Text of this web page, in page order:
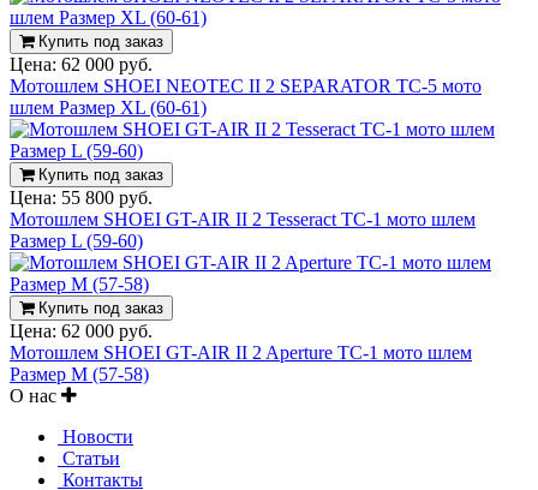
Купить под заказ
Цена: 62 000 руб.
Мотошлем SHOEI NEOTEC II 2 SEPARATOR TC-5 мото
шлем Размер XL (60-61)
Купить под заказ
Цена: 55 800 руб.
Мотошлем SHOEI GT-AIR II 2 Tesseract TC-1 мото шлем
Размер L (59-60)
Купить под заказ
Цена: 62 000 руб.
Мотошлем SHOEI GT-AIR II 2 Aperture TC-1 мото шлем
Размер M (57-58)
О нас
Новости
Статьи
Контакты